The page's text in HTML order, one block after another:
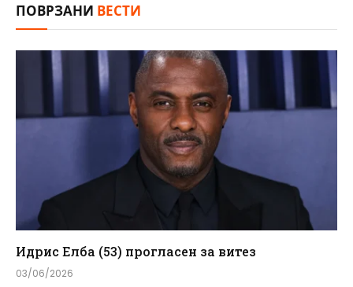
ПОВРЗАНИ ВЕСТИ
Идрис Елба (53) прогласен за витез
03/06/2026